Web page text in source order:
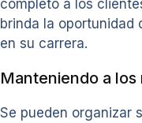
completo a los
brinda la oportunidad
en su carrera.
Manteniendo a
Se pueden organizar